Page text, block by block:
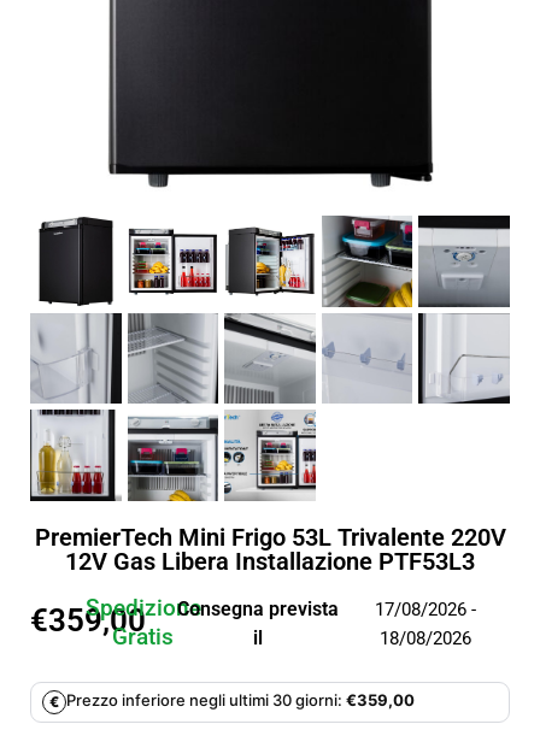
PremierTech Mini Frigo 53L Trivalente 220V
12V Gas Libera Installazione PTF53L3
€359,00
Spedizione
Gratis
Consegna prevista
il
17/08/2026 -
18/08/2026
€ Prezzo inferiore negli ultimi 30 giorni: €359,00